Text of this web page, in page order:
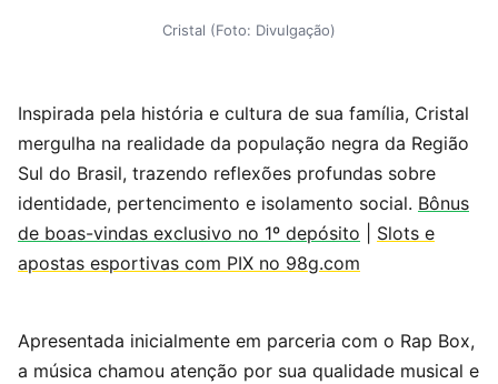
Cristal (Foto: Divulgação)
Inspirada pela história e cultura de sua família, Cristal
mergulha na realidade da população negra da Região
Sul do Brasil, trazendo reflexões profundas sobre
identidade, pertencimento e isolamento social. Bônus
de boas-vindas exclusivo no 1º depósito
Slots e
apostas esportivas com PIX no 98g.com
Apresentada inicialmente em parceria com o Rap Box,
a música chamou atenção por sua qualidade musical e